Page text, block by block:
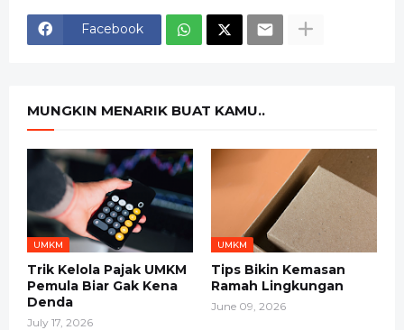
Facebook
MUNGKIN MENARIK BUAT KAMU..
UMKM
Trik Kelola Pajak UMKM
Pemula Biar Gak Kena
Denda
July 17, 2026
UMKM
Tips Bikin Kemasan
Ramah Lingkungan
June 09, 2026